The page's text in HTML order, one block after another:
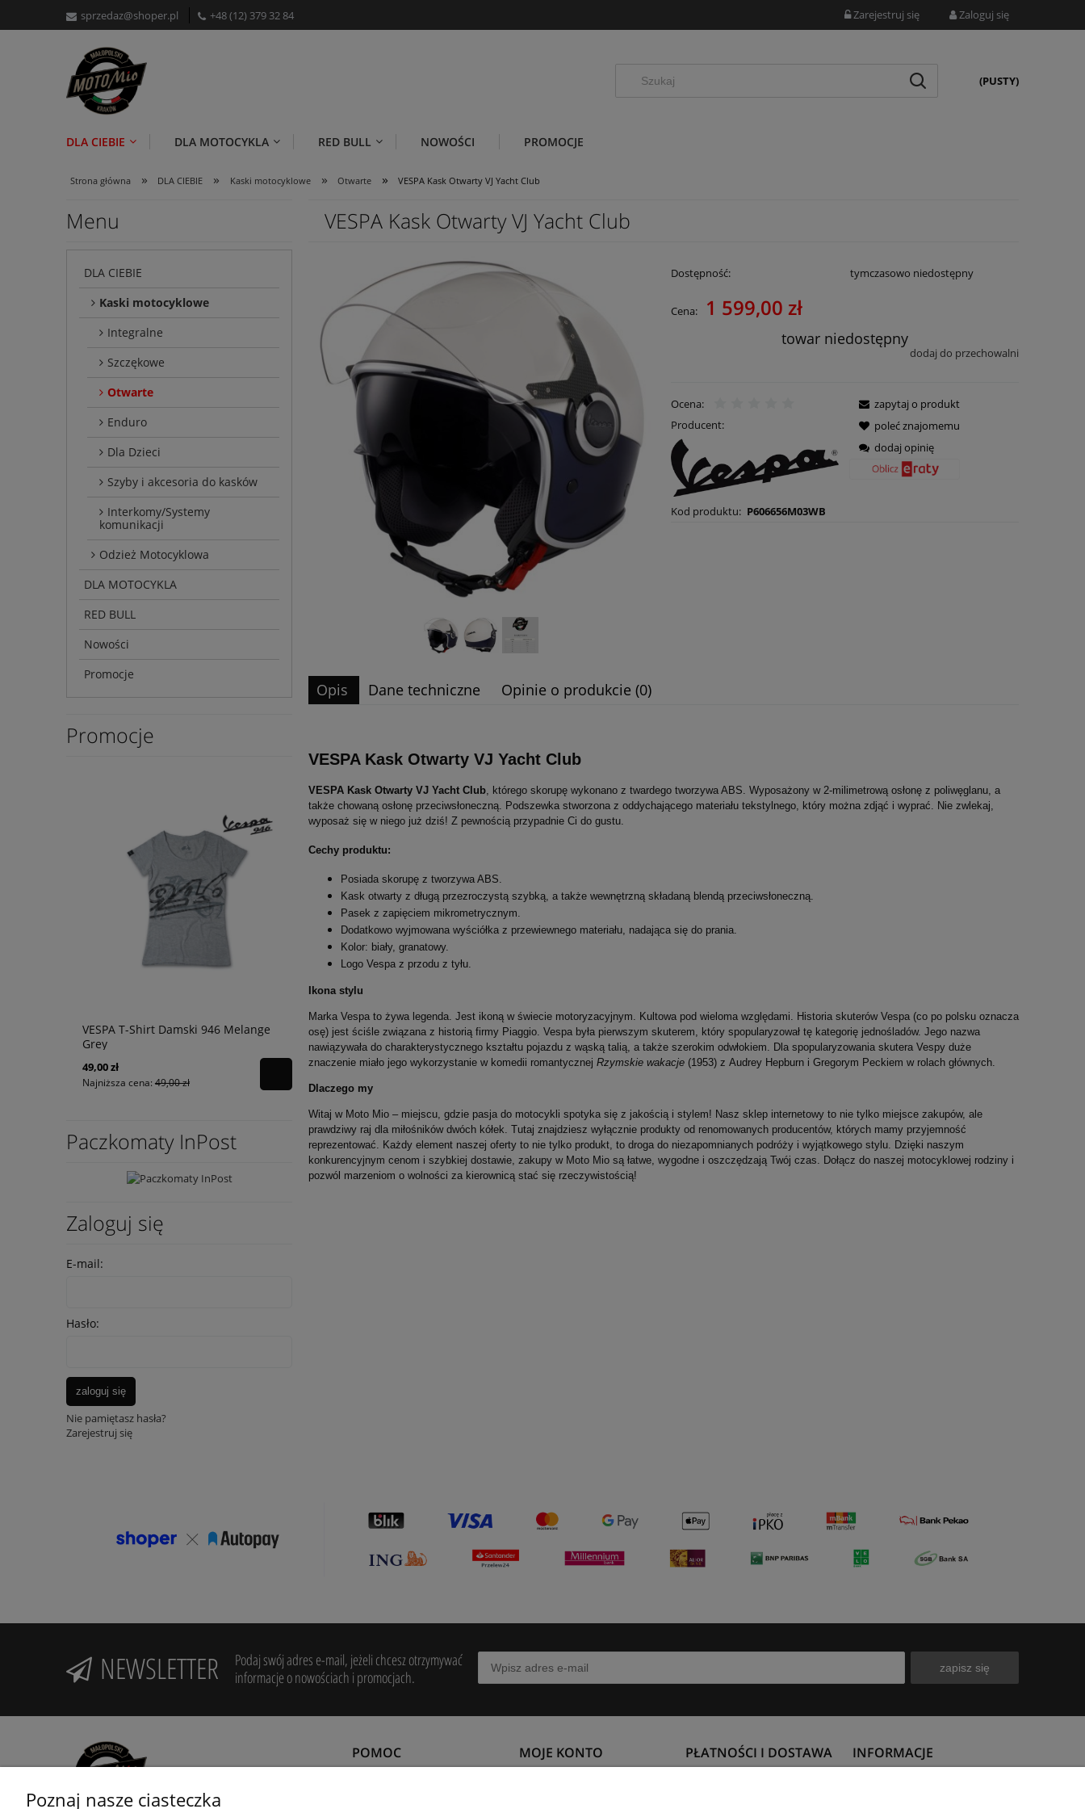
sprzedaz@shoper.pl +48 (12) 379 32 84 Zarejestruj się Zaloguj się
(PUSTY)
DLA CIEBIE DLA MOTOCYKLA RED BULL NOWOŚCI PROMOCJE
Strona główna » DLA CIEBIE » Kaski motocyklowe » Otwarte » VESPA Kask Otwarty VJ Yacht Club
Menu
DLA CIEBIE
Kaski motocyklowe
Integralne
Szczękowe
Otwarte
Enduro
Dla Dzieci
Szyby i akcesoria do kasków
Interkomy/Systemy
komunikacji
Odzież Motocyklowa
DLA MOTOCYKLA
RED BULL
Nowości
Promocje
Promocje
VESPA T-Shirt Damski 946 Melange
Grey
49,00 zł
Najniższa cena:49,00 zł
RED BULL T-Shirt Męski KTM Racing
Team Official Carve Navy 2023
119,00 zł
Najniższa cena:
DUCATI Szyba Motocyklowa Do Modelu
Multistrada Smoked
743,95 zł
RED BULL T-Shirt Damski Racing Team
2024
189,00 zł
DUCATI Kurtka
1 799,00 zł
Paczkomaty InPost
Zaloguj się
E-mail:
Hasło:
zaloguj się
Nie pamiętasz hasła?
Zarejestruj się
VESPA Kask Otwarty VJ Yacht Club
Dostępność: tymczasowo niedostępny
Cena: 1 599,00 zł
towar niedostępny
dodaj do przechowalni
Ocena:
Producent:
Kod produktu: P606656M03WB
zapytaj o produkt
poleć znajomemu
dodaj opinię
Opis Dane techniczne Opinie o produkcie (0)
VESPA Kask Otwarty VJ Yacht Club
VESPA Kask Otwarty VJ Yacht Club , którego skorupę wykonano z twardego tworzywa ABS. Wyposażony w 2-milimetrową osłonę z poliwęglanu, a
także chowaną osłonę przeciwsłoneczną. Podszewka stworzona z oddychającego materiału tekstylnego, który można zdjąć i wyprać. Nie zwlekaj,
wyposaż się w niego już dziś! Z pewnością przypadnie Ci do gustu.
Cechy produktu:
Posiada skorupę z tworzywa ABS.
Kask otwarty z długą przezroczystą szybką, a także wewnętrzną składaną blendą przeciwsłoneczną.
Pasek z zapięciem mikrometrycznym.
Dodatkowo wyjmowana wyściółka z przewiewnego materiału, nadająca się do prania.
Kolor: biały, granatowy.
Logo Vespa z przodu z tyłu.
Ikona stylu
Marka Vespa to żywa legenda. Jest ikoną w świecie motoryzacyjnym. Kultowa pod wieloma względami. Historia skuterów Vespa (co po polsku oznacza
osę) jest ściśle związana z historią firmy Piaggio. Vespa była pierwszym skuterem, który spopularyzował tę kategorię jednośladów. Jego nazwa
nawiązywała do charakterystycznego kształtu pojazdu z wąską talią, a także szerokim odwłokiem. Dla spopularyzowania skutera Vespy duże
znaczenie miało jego wykorzystanie w komedii romantycznej Rzymskie wakacje (1953) z Audrey Hepburn i Gregorym Peckiem w rolach głównych.
Dlaczego my
Witaj w Moto Mio – miejscu, gdzie pasja do motocykli spotyka się z jakością i stylem! Nasz sklep internetowy to nie tylko miejsce zakupów, ale
prawdziwy raj dla miłośników dwóch kółek. Tutaj znajdziesz wyłącznie produkty od renomowanych producentów, których mamy przyjemność
reprezentować. Każdy element naszej oferty to nie tylko produkt, to droga do niezapomnianych podróży i wyjątkowego stylu. Dzięki naszym
konkurencyjnym cenom i szybkiej dostawie, zakupy w Moto Mio są łatwe, wygodne i oszczędzają Twój czas. Dołącz do naszej motocyklowej rodziny i
pozwól marzeniom o wolności za kierownicą stać się rzeczywistością!
NEWSLETTER
Podaj swój adres e-mail, jeżeli chcesz otrzymywać
informacje o nowościach i promocjach.
zapisz się
POMOC MOJE KONTO PŁATNOŚCI I DOSTAWA INFORMACJE
Poznaj nasze ciasteczka